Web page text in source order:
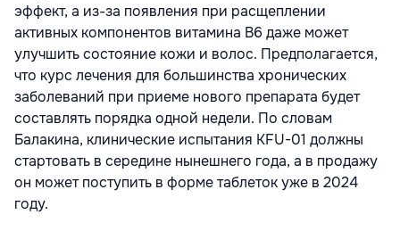
эффект, а из-за появления при расщеплении
активных компонентов витамина В6 даже может
улучшить состояние кожи и волос. Предполагается,
что курс лечения для большинства хронических
заболеваний при приеме нового препарата будет
составлять порядка одной недели. По словам
Балакина, клинические испытания KFU-01 должны
стартовать в середине нынешнего года, а в продажу
он может поступить в форме таблеток уже в 2024
году.